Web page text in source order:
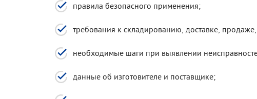
правила безопасного применения;
требования к складированию, доставке,
необходимые шаги при выявлении
данные об изготовителе и поставщике;